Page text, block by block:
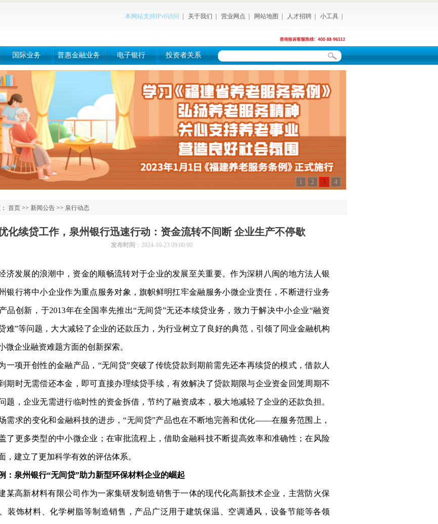
本网站支持IPv6访问 关于我们 营业网点 网站地图 人才招聘 小工具
国际业务 普惠金融业务 电子银行 投资者关系
1 2 3 4
首页 >> 新闻公告 >> 泉行动态
化续贷工作，泉州银行迅速行动：资金流转不间断 企业生产不停歇
发布时间 ：2024-10-23 09:00:00
济发展的浪潮中，资金的顺畅流转对于企业的发展至关重要。作为深耕八闽的地方法人银
银行将中小企业作为重点服务对象，旗帜鲜明扛牢金融服务小微企业责任，不断进行业务
品创新，于2013年在全国率先推出“无间贷”无还本续贷业务，致力于解决中小企业“融资
难”等问题，大大减轻了企业的还款压力，为行业树立了良好的典范，引领了同业金融机构
微企业融资难题方面的创新探索。
一项开创性的金融产品， “无间贷”突破了传统贷款到期前需先还本再续贷的模式，借款人
期时无需偿还本金，即可直接办理续贷手续，有效解决了贷款期限与企业资金回笼周期不
题，企业无需进行临时性的资金拆借，节约了融资成本，极大地减轻了企业的还款负担。
需求的变化和金融科技的进步，“无间贷”产品也在不断地完善和优化——在服务范围上，
了更多类型的中小微企业；在审批流程上，借助金融科技不断提高效率和准确性；在风险
，建立了更加科学有效的评估体系。
：泉州银行“无间贷”助力新型环保材料企业的崛起
某高新材料有限公司作为一家集研发制造销售于一体的现代化高新技术企业，主营防火保
装饰材料、化学树脂等制造销售，产品广泛用于建筑保温、空调通风，设备节能等各领